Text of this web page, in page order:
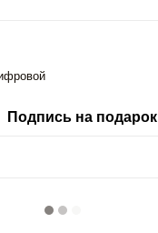
Подпись на подарок